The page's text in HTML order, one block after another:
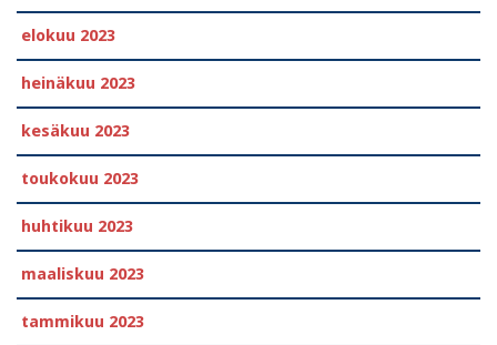
elokuu 2023
heinäkuu 2023
kesäkuu 2023
toukokuu 2023
huhtikuu 2023
maaliskuu 2023
tammikuu 2023